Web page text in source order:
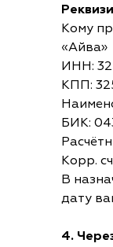
Кому
«Айва»
ИНН:
КПП:
БИК:
Корр.
В
дату
4.